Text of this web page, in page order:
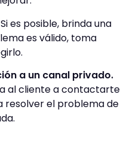
Si es posible, brinda una
es válido, toma
a un canal privado.
al cliente a contactarte
resolver el problema de